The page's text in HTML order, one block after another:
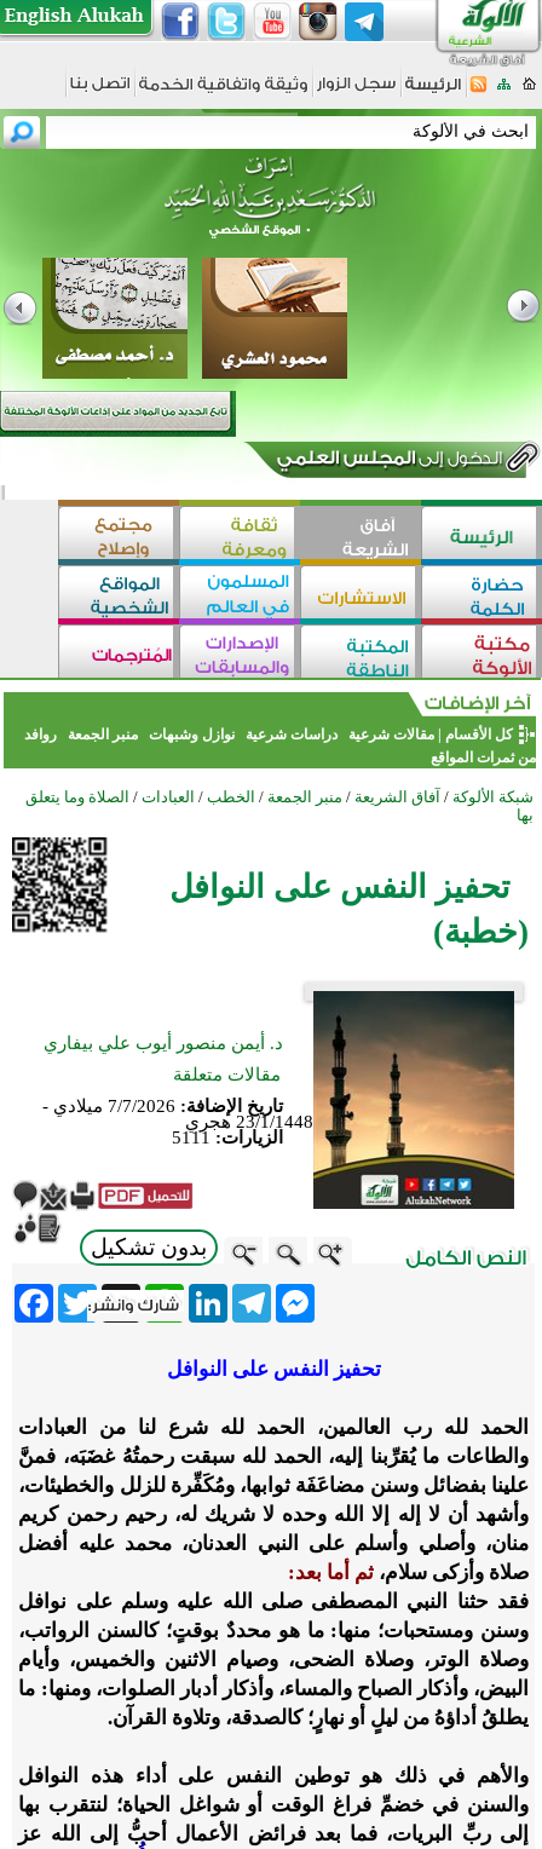
كل الأقسام |مقالات شرعية دراسات شرعية نوازل وشبهات منبر الجمعة
روافد
من ثمرات المواقع
شبكة الألوكة / آفاق الشريعة / منبر الجمعة / الخطب / العبادات / الصلاة وما يتعلق
بها
تحفيز النفس على النوافل
(خطبة)
د. أيمن منصور أيوب علي بيفاري
مقالات متعلقة
تاريخ الإضافة:
7/7/2026 ميلادي -
23/1/1448 هجري
الزيارات: 5111
بدون تشكيل
Twitter X
WhatsApp
LinkedInTelegram
Messenger
تحفيز النفس على النوافل
الحمد لله رب العالمين، الحمد لله شرع لنا من العبادات
والطاعات ما يُقرِّبنا إليه، الحمد لله سبقت رحمتُهُ غضَبَه، فمنَّ
علينا بفضائل وسنن مضاعَفَة ثوابها، ومُكَفِّرة للزلل والخطيئات،
وأشهد أن لا إله إلا الله وحده لا شريك له، رحيم رحمن كريم
منان، وأصلي وأسلم على النبي العدنان، محمد عليه أفضل
صلاة وأزكى سلام، ثم أما بعد:
فقد حثنا النبي المصطفى صلى الله عليه وسلم على نوافل
وسنن ومستحبات؛ منها: ما هو محددٌ بوقتٍ؛ كالسنن الرواتب،
وصلاة الوتر، وصلاة الضحى، وصيام الاثنين والخميس، وأيام
البيض، وأذكار الصباح والمساء، وأذكار أدبار الصلوات، ومنها: ما
يطلقُ أداؤهُ من ليلٍ أو نهارٍ؛ كالصدقة، وتلاوة القرآن.
والأهم في ذلك هو توطين النفس على أداء هذه النوافل
والسنن في خضمِّ فراغ الوقت أو شواغل الحياة؛ لنتقرب بها
إلى ربِّ البريات، فما بعد فرائض الأعمال أحبُّ إلى الله عز